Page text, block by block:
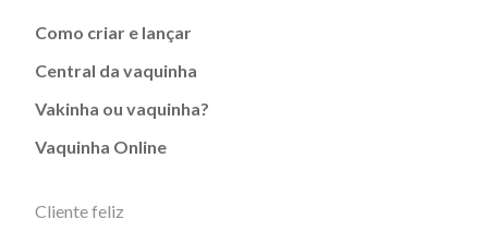
Como criar e lançar
Central da vaquinha
Vakinha ou vaquinha?
Vaquinha Online
Cliente feliz